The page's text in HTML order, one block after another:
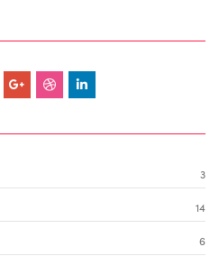
3
14
6